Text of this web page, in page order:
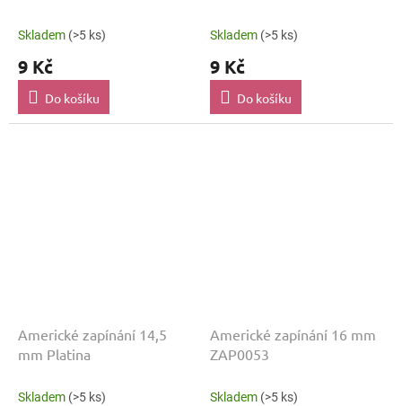
Skladem (>5 ks)
9 Kč
Do košíku
Skladem (>5 ks)
9 Kč
Do košíku
Americké zapínání 14,5
mm Platina
Skladem (>5 ks)
Americké zapínání 16 mm
ZAP0053
Skladem (>5 ks)